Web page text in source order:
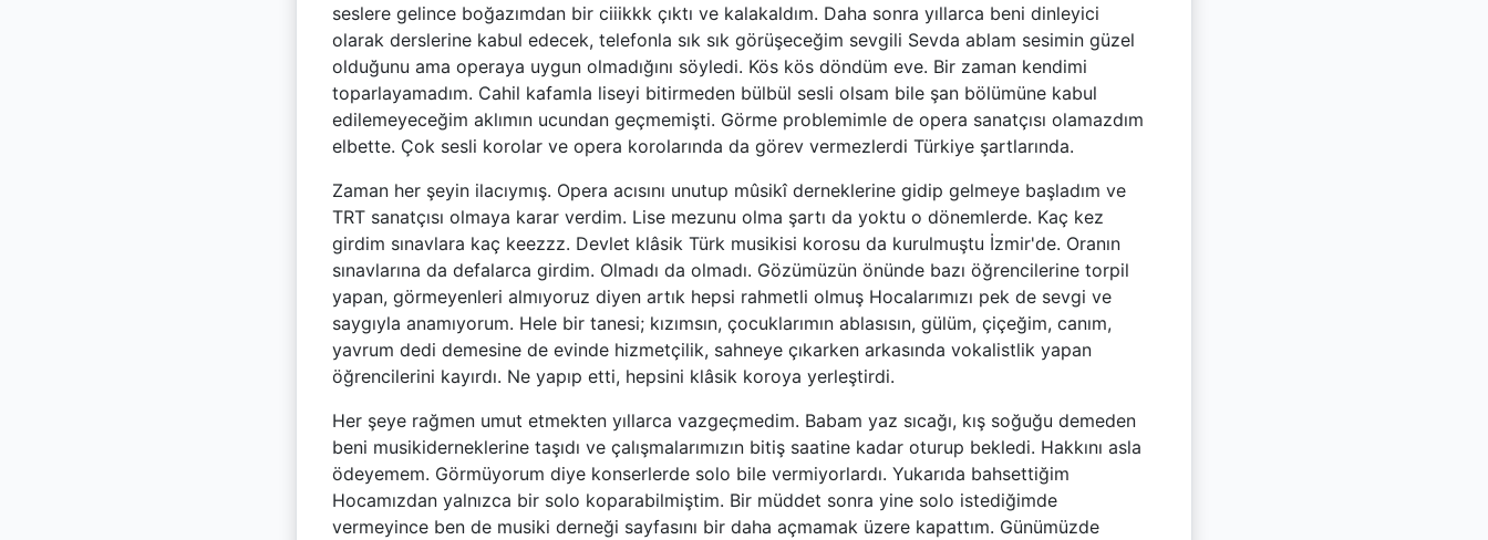
seslere gelince boğazımdan bir ciiikkk çıktı ve kalakaldım. Daha sonra yıllarca beni dinleyici
olarak derslerine kabul edecek, telefonla sık sık görüşeceğim sevgili Sevda ablam sesimin güzel
olduğunu ama operaya uygun olmadığını söyledi. Kös kös döndüm eve. Bir zaman kendimi
toparlayamadım. Cahil kafamla liseyi bitirmeden bülbül sesli olsam bile şan bölümüne kabul
edilemeyeceğim aklımın ucundan geçmemişti. Görme problemimle de opera sanatçısı olamazdım
elbette. Çok sesli korolar ve opera korolarında da görev vermezlerdi Türkiye şartlarında.
Zaman her şeyin ilacıymış. Opera acısını unutup mûsikî derneklerine gidip gelmeye başladım ve
TRT sanatçısı olmaya karar verdim. Lise mezunu olma şartı da yoktu o dönemlerde. Kaç kez
girdim sınavlara kaç keezzz. Devlet klâsik Türk musikisi korosu da kurulmuştu İzmir'de. Oranın
sınavlarına da defalarca girdim. Olmadı da olmadı. Gözümüzün önünde bazı öğrencilerine torpil
yapan, görmeyenleri almıyoruz diyen artık hepsi rahmetli olmuş Hocalarımızı pek de sevgi ve
saygıyla anamıyorum. Hele bir tanesi; kızımsın, çocuklarımın ablasısın, gülüm, çiçeğim, canım,
yavrum dedi demesine de evinde hizmetçilik, sahneye çıkarken arkasında vokalistlik yapan
öğrencilerini kayırdı. Ne yapıp etti, hepsini klâsik koroya yerleştirdi.
Her şeye rağmen umut etmekten yıllarca vazgeçmedim. Babam yaz sıcağı, kış soğuğu demeden
beni musikiderneklerine taşıdı ve çalışmalarımızın bitiş saatine kadar oturup bekledi. Hakkını asla
ödeyemem. Görmüyorum diye konserlerde solo bile vermiyorlardı. Yukarıda bahsettiğim
Hocamızdan yalnızca bir solo koparabilmiştim. Bir müddet sonra yine solo istediğimde
vermeyince ben de musiki derneği sayfasını bir daha açmamak üzere kapattım. Günümüzde